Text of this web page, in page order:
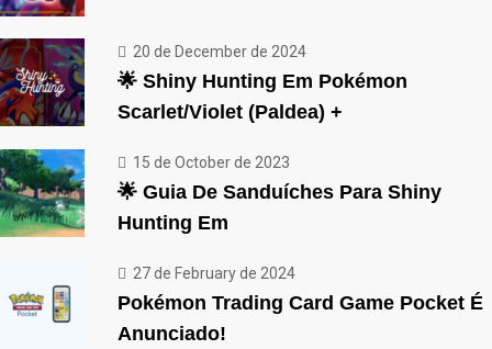
20 de December de 2024
🌟 Shiny Hunting Em Pokémon
Scarlet/Violet (Paldea) +
15 de October de 2023
🌟 Guia De Sanduíches Para Shiny
Hunting Em
27 de February de 2024
Pokémon Trading Card Game Pocket É
Anunciado!